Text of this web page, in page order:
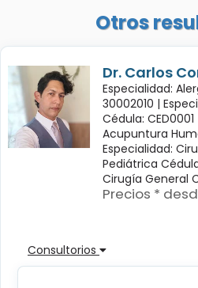
Otros
Dr. Carlos
Especialidad:
30002010 |
Cédula: CED0001
Acupuntura
Especialidad:
Pediátrica
Cirugía General
Precios *
Consultorios